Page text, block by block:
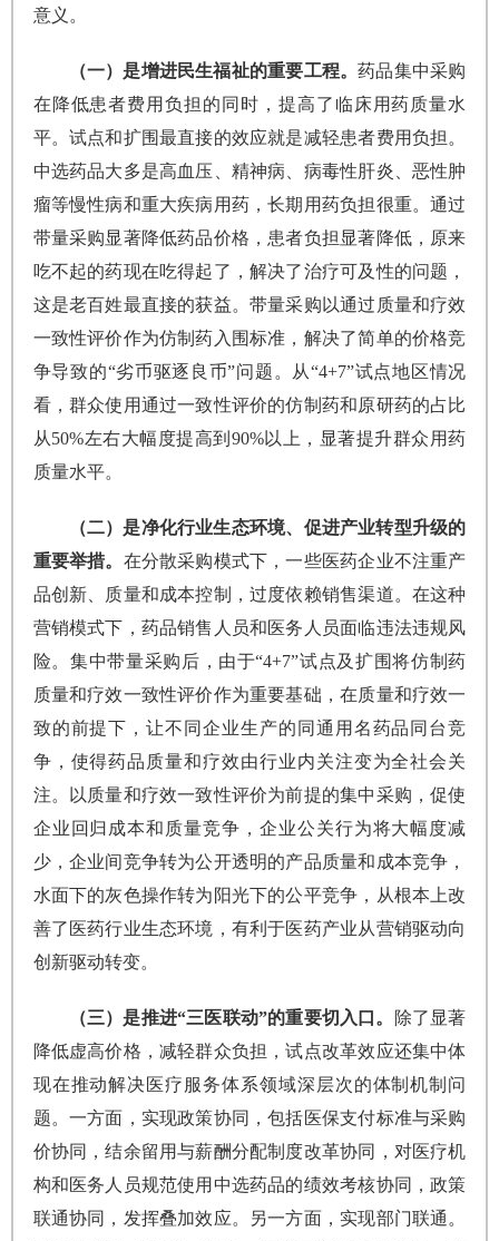
意义。
（一）是增进民生福祉的重要工程。药品集中采购
在降低患者费用负担的同时，提高了临床用药质量水
平。试点和扩围最直接的效应就是减轻患者费用负担。
中选药品大多是高血压、精神病、病毒性肝炎、恶性肿
瘤等慢性病和重大疾病用药，长期用药负担很重。通过
带量采购显著降低药品价格，患者负担显著降低，原来
吃不起的药现在吃得起了，解决了治疗可及性的问题，
这是老百姓最直接的获益。带量采购以通过质量和疗效
一致性评价作为仿制药入围标准，解决了简单的价格竞
争导致的“劣币驱逐良币”问题。从“4+7”试点地区情况
看，群众使用通过一致性评价的仿制药和原研药的占比
从50%左右大幅度提高到90%以上，显著提升群众用药
质量水平。
（二）是净化行业生态环境、促进产业转型升级的
重要举措。 在分散采购模式下，一些医药企业不注重产
品创新、质量和成本控制，过度依赖销售渠道。在这种
营销模式下，药品销售人员和医务人员面临违法违规风
险。集中带量采购后，由于“4+7”试点及扩围将仿制药
质量和疗效一致性评价作为重要基础，在质量和疗效一
致的前提下，让不同企业生产的同通用名药品同台竞
争，使得药品质量和疗效由行业内关注变为全社会关
注。以质量和疗效一致性评价为前提的集中采购，促使
企业回归成本和质量竞争，企业公关行为将大幅度减
少，企业间竞争转为公开透明的产品质量和成本竞争，
水面下的灰色操作转为阳光下的公平竞争，从根本上改
善了医药行业生态环境，有利于医药产业从营销驱动向
创新驱动转变。
（三）是推进“三医联动”的重要切入口。
除了显著
降低虚高价格，减轻群众负担，试点改革效应还集中体
现在推动解决医疗服务体系领域深层次的体制机制问
题。一方面，实现政策协同，包括医保支付标准与采购
价协同，结余留用与薪酬分配制度改革协同，对医疗机
构和医务人员规范使用中选药品的绩效考核协同，政策
联通协同，发挥叠加效应。另一方面，实现部门联通。